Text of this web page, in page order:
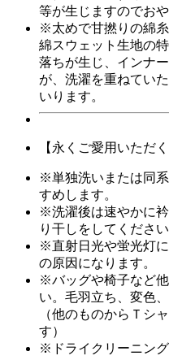
等が生じますのでおや
※太めで甘撚りの綿
綿スウェット生地の
落ちが生じ、インナ
が、洗濯を重ねてい
いります。
【永くご愛用いただ
※単独洗いまたは同
すめします。
※洗濯後は速やかに
り干しをしてください
※直射日光や蛍光灯
の原因になります。
※バッグや椅子など
い。毛羽立ち、変色
（他のものからＴシ
す）
※ドライクリーニング